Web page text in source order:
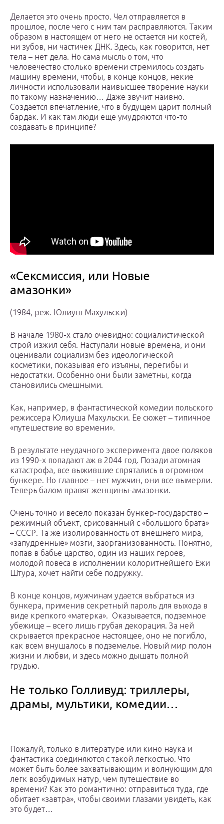
Делается это очень просто. Чел отправляется в
прошлое, после чего с ним там расправляются. Таким
образом в настоящем от него не остается ни костей,
ни зубов, ни частичек ДНК. Здесь, как говорится, нет
тела – нет дела. Но сама мысль о том, что
человечество столько времени стремилось создать
машину времени, чтобы, в конце концов, некие
личности использовали наивысшее творение науки
по такому назначению… Даже звучит наивно.
Создается впечатление, что в будущем царит полный
бардак. И как там люди еще умудряются что-то
создавать в принципе?
«Сексмиссия, или Новые
амазонки»
(1984, реж. Юлиуш Махульски)
В начале 1980-х стало очевидно: социалистической
строй изжил себя. Наступали новые времена, и они
оценивали социализм без идеологической
косметики, показывая его изъяны, перегибы и
недостатки. Особенно они были заметны, когда
становились смешными.
Как, например, в фантастической комедии польского
режиссера Юлиуша Махульски. Ее сюжет – типичное
«путешествие во времени».
В результате неудачного эксперимента двое поляков
из 1990-х попадают аж в 2044 год. Позади атомная
катастрофа, все выжившие спрятались в огромном
бункере. Но главное – нет мужчин, они все вымерли.
Теперь балом правят женщины-амазонки.
Очень точно и весело показан бункер-государство –
режимный объект, срисованный с «большого брата»
– СССР. Та же изолированность от внешнего мира,
«запудренные» мозги, заорганизованность. Понятно,
попав в бабье царство, один из наших героев,
молодой повеса в исполнении колоритнейшего Ежи
Штура, хочет найти себе подружку.
В конце концов, мужчинам удается выбраться из
бункера, применив секретный пароль для выхода в
виде крепкого «матерка». Оказывается, подземное
убежище – всего лишь грубая декорация. За ней
скрывается прекрасное настоящее, оно не погибло,
как всем внушалось в подземелье. Новый мир полон
жизни и любви, и здесь можно дышать полной
грудью.
Не только Голливуд: триллеры,
драмы, мультики, комедии…
Пожалуй, только в литературе или кино наука и
фантастика соединяются с такой легкостью. Что
может быть более захватывающим и волнующим для
легк возбудимых натур, чем путешествие во
времени? Как это романтично: отправиться туда, где
обитает «завтра», чтобы своими глазами увидеть, как
это будет…